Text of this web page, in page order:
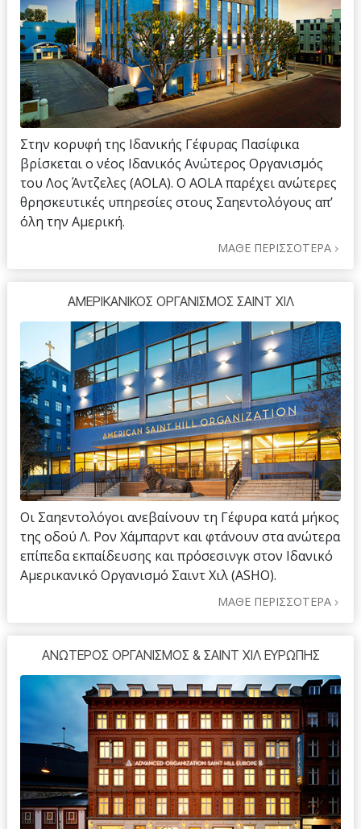
Στην κορυφή της Ιδανικής Γέφυρας Πασίφικα
βρίσκεται ο νέος Ιδανικός Ανώτερος Οργανισμός
του Λος Άντζελες (AOLA). Ο AOLA παρέχει ανώτερες
θρησκευτικές υπηρεσίες στους Σαηεντολόγους απ’
όλη την Αμερική.
ΜΑΘΕ ΠΕΡΙΣΣΟΤΕΡΑ
ΑΜΕΡΙΚΑΝΙΚΟΣ ΟΡΓΑΝΙΣΜΟΣ ΣΑΙΝΤ ΧΙΛ
Οι Σαηεντολόγοι ανεβαίνουν τη Γέφυρα κατά μήκος
της οδού Λ. Ρον Χάμπαρντ και φτάνουν στα ανώτερα
επίπεδα εκπαίδευσης και πρόσεσινγκ στον Ιδανικό
Αμερικανικό Οργανισμό Σαιντ Χιλ (ASHO).
ΜΑΘΕ ΠΕΡΙΣΣΟΤΕΡΑ
ΑΝΩΤΕΡΟΣ ΟΡΓΑΝΙΣΜΟΣ & ΣΑΙΝΤ ΧΙΛ ΕΥΡΩΠΗΣ